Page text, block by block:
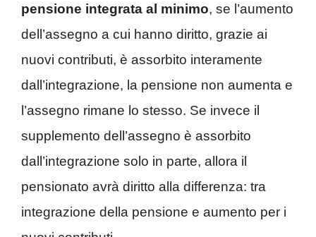
pensione integrata al minimo, se l’aumento
dell’assegno a cui hanno diritto, grazie ai
nuovi contributi, è assorbito interamente
dall’integrazione, la pensione non aumenta e
l’assegno rimane lo stesso. Se invece il
supplemento dell’assegno è assorbito
dall’integrazione solo in parte, allora il
pensionato avrà diritto alla differenza: tra
integrazione della pensione e aumento per i